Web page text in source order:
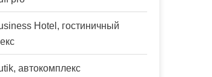
Hotel, гостиничный
автокомплекс